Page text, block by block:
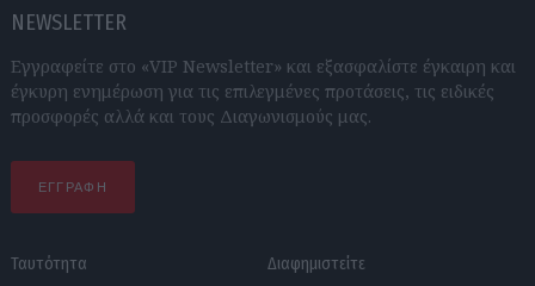
NEWSLETTER
Εγγραφείτε στο «VIP Newsletter» και εξασφαλίστε έγκαιρη και
έγκυρη ενημέρωση για τις επιλεγμένες προτάσεις, τις ειδικές
προσφορές αλλά και τους Διαγωνισμούς μας.
ΕΓΓΡΑΦΗ
Ταυτότητα
Διαφημιστείτε